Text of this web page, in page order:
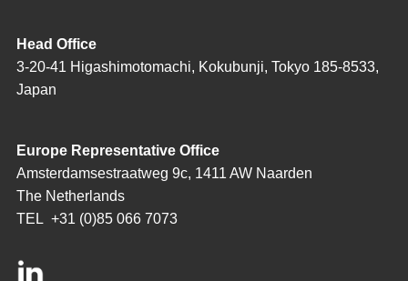
Head Office
3-20-41 Higashimotomachi, Kokubunji, Tokyo 185-8533,
Japan
Europe Representative Office
Amsterdamsestraatweg 9c, 1411 AW Naarden
The Netherlands
TEL
+31 (0)85 066 7073